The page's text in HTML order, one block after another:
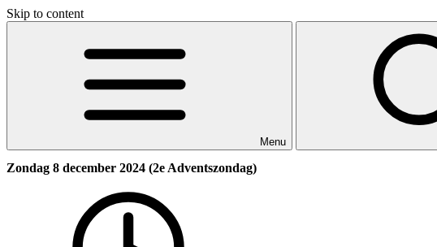
Skip to content
Menu
Zondag 8 december 2024 (2e Adventszondag)